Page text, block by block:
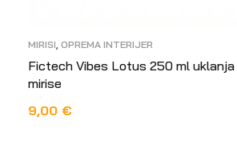
MIRISI OPREMA INTERIJER
Fictech Vibes Lotus 250 ml uklanja
mirise
9,00 €